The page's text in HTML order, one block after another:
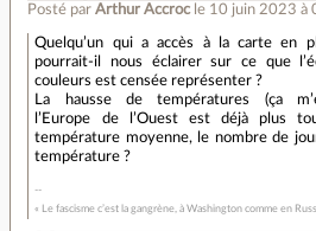
Posté parArthur Accroc le 10 juin 2023 à
Quelqu’un qui a accès à la carte en
pourrait-il nous éclairer sur ce que
couleurs est censée représenter ?
La hausse de températures (ça
l’Europe de l’Ouest est déjà plus
température moyenne, le nombre de
température ?
« Le fascisme c’est la gangrène, à Washington comme en